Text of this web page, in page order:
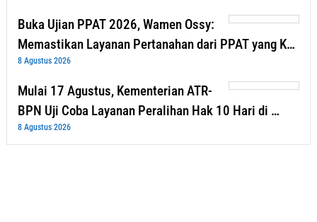
Buka Ujian PPAT 2026, Wamen Ossy:
Memastikan Layanan Pertanahan dari PPAT yang K…
8 Agustus 2026
Mulai 17 Agustus, Kementerian ATR-
BPN Uji Coba Layanan Peralihan Hak 10 Hari di …
8 Agustus 2026